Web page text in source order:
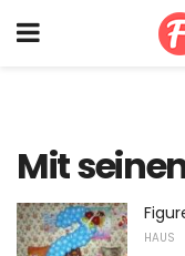
Mit
HAUS